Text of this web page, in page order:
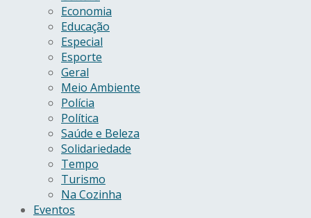
Economia
Educação
Especial
Esporte
Geral
Meio Ambiente
Polícia
Política
Saúde e Beleza
Solidariedade
Tempo
Turismo
Na Cozinha
Eventos